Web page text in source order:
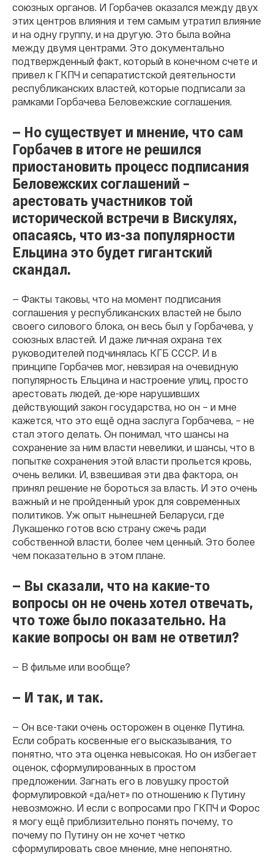
союзных органов. И Горбачев оказался между двух
этих центров влияния и тем самым утратил влияние
и на одну группу, и на другую. Это была война
между двумя центрами. Это документально
подтвержденный факт, который в конечном счете и
привел к ГКПЧ и сепаратистской деятельности
республиканских властей, которые подписали за
рамками Горбачева Беловежские соглашения.
— Но существует и мнение, что сам
Горбачев в итоге не решился
приостановить процесс подписания
Беловежских соглашений –
арестовать участников той
исторической встречи в Вискулях,
опасаясь, что из-за популярности
Ельцина это будет гигантский
скандал.
— Факты таковы, что на момент подписания
соглашения у республиканских властей не было
своего силового блока, он весь был у Горбачева, у
союзных властей. И даже личная охрана тех
руководителей подчинялась КГБ СССР. И в
принципе Горбачев мог, невзирая на очевидную
популярность Ельцина и настроение улиц, просто
арестовать людей, де-юре нарушивших
действующий закон государства, но он – и мне
кажется, что это ещё одна заслуга Горбачева, – не
стал этого делать. Он понимал, что шансы на
сохранение за ним власти невелики, и шансы, что в
попытке сохранения этой власти прольется кровь,
очень велики. И, взвешивая эти два фактора, он
принял решение не бороться за власть. И это очень
важный и не пройденный урок для современных
политиков. Уж опыт нынешней Беларуси, где
Лукашенко готов всю страну сжечь ради
собственной власти, более чем ценный. Это более
чем показательно в этом плане.
— Вы сказали, что на какие-то
вопросы он не очень хотел отвечать,
что тоже было показательно. На
какие вопросы он вам не ответил?
— В фильме или вообще?
— И так, и так.
— Он все-таки очень осторожен в оценке Путина.
Если собрать косвенные его высказывания, то
понятно, что эта оценка невысокая. Но он избегает
оценок, сформулированных в простом
предложении. Загнать его в ловушку простой
формулировкой «да/нет» по отношению к Путину
невозможно. И если с вопросами про ГКПЧ и Форос
я могу ещё приблизительно понять почему, то
почему по Путину он не хочет четко
сформулировать свое мнение, мне непонятно.